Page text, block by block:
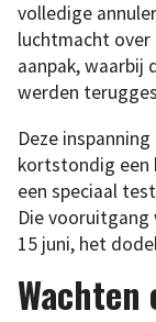
volledige
luchtmacht over
aanpak, waarbij
werden
Deze
kortstondig een
een speciaal
Die
15 juni, het
Wachten